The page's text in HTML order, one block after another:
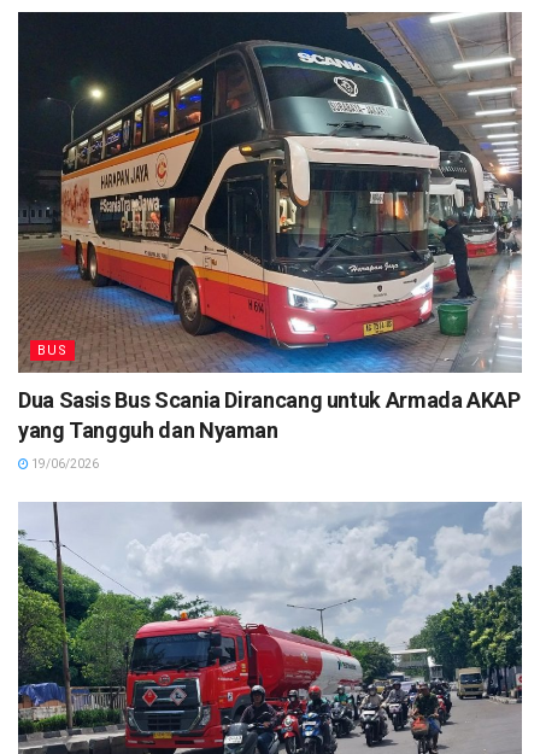
BUS
Dua Sasis Bus Scania Dirancang untuk Armada AKAP
yang Tangguh dan Nyaman
19/06/2026